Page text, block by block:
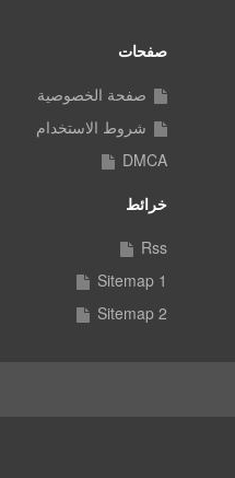
صفحات
صفحة الخصوصية
شروط الاستخدام
DMCA
خرائط
Rss
Sitemap 1
Sitemap 2